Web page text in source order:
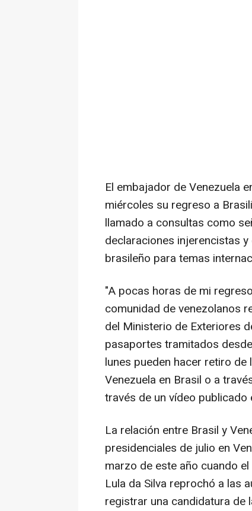
El embajador de Venezuela
miércoles su regreso a
llamado a consultas como
declaraciones injerencistas
brasileño para temas
"A pocas horas de mi
comunidad de venezolanos
del Ministerio de Exteriores
pasaportes tramitados
lunes pueden hacer retiro
Venezuela en Brasil o a
través de un vídeo publicado
La relación entre Brasil y
presidenciales de julio en
marzo de este año cuando
Lula da Silva reprochó a las
registrar una candidatura